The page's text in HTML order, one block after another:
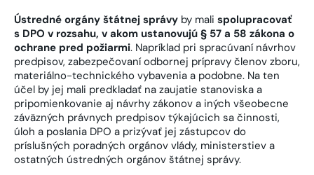
Ústredné orgány štátnej správy by mali spolupracovať
s DPO v rozsahu, v akom ustanovujú § 57 a 58 zákona o
ochrane pred požiarmi. Napríklad pri spracúvaní návrhov
predpisov, zabezpečovaní odbornej prípravy členov zboru,
materiálno-technického vybavenia a podobne. Na ten
účel by jej mali predkladať na zaujatie stanoviska a
pripomienkovanie aj návrhy zákonov a iných všeobecne
záväzných právnych predpisov týkajúcich sa činnosti,
úloh a poslania DPO a prizývať jej zástupcov do
príslušných poradných orgánov vlády, ministerstiev a
ostatných ústredných orgánov štátnej správy.